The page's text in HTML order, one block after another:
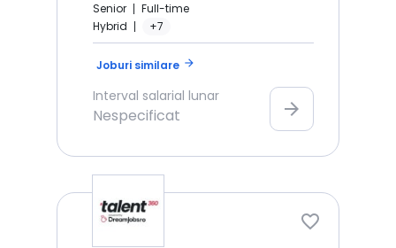
Senior
Full-time
Hybrid
+7
Joburi similare arrow_forward
Interval salarial lunar
Nespecificat arrow_forward